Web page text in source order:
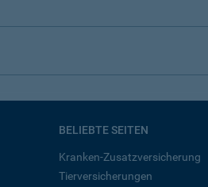
BELIEBTE SEITEN
Kranken-Zusatzversicherung
Tierversicherungen